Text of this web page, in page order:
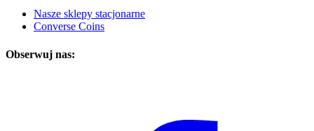
Nasze sklepy stacjonarne
Converse Coins
Obserwuj nas: